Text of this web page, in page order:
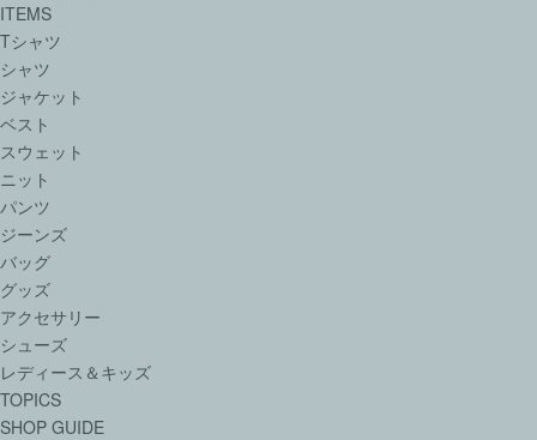
ITEMS
Tシャツ
シャツ
ジャケット
ベスト
スウェット
ニット
パンツ
ジーンズ
バッグ
グッズ
アクセサリー
シューズ
レディース＆キッズ
TOPICS
SHOP GUIDE